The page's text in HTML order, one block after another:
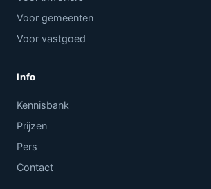
Voor gemeenten
Voor vastgoed
Info
Kennisbank
Prijzen
Pers
Contact